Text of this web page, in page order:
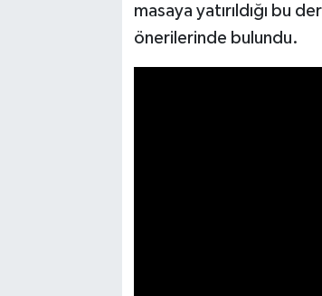
masaya yatırıldığı bu
önerilerinde bulundu.